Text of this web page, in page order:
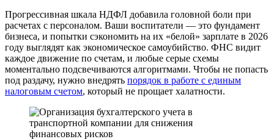
Прогрессивная шкала НДФЛ добавила головной боли при
расчетах с персоналом. Ваши воспитатели — это фундамент
бизнеса, и попытки сэкономить на их «белой» зарплате в 2026
году выглядят как экономическое самоубийство. ФНС видит
каждое движение по счетам, и любые серые схемы
моментально подсвечиваются алгоритмами. Чтобы не попасть
под раздачу, нужно внедрять порядок в работе с единым
налоговым счетом, который не прощает халатности.